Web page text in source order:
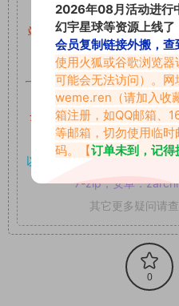
留言后，我们会第一
站内资源为网友个人学习或测
可,禁止用于任何商业途
如果遇到付费才可获取的
全站付费素材可提供补档服务 “
以7z、7z分卷格式压缩，
解
7-zip；安卓：
其它更多疑问请
0
2026年08月活动进行
幻宇星球等资源上线了
会员复制链接外搬，查
使用火狐或谷歌浏览
可能会无法访问）。网
weme.ren （请加入
箱注册，如QQ邮箱、
等邮箱，切勿使用临
码。【订单未到，记得